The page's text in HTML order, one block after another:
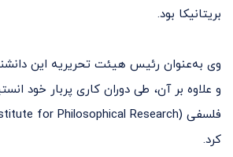
بریتانیکا بود.
وی به‌عنوان رئیس هیئت تحریریه این
و علاوه بر آن، طی دوران کاری پربار خود
کرد.